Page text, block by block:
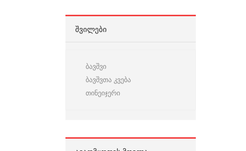
ᲨᲕᲘᲚᲔᲑᲘ
ბავშვი
ბავშვთა კვება
თინეიჯერი